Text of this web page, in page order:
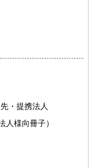
・提携法人
人様向冊子）